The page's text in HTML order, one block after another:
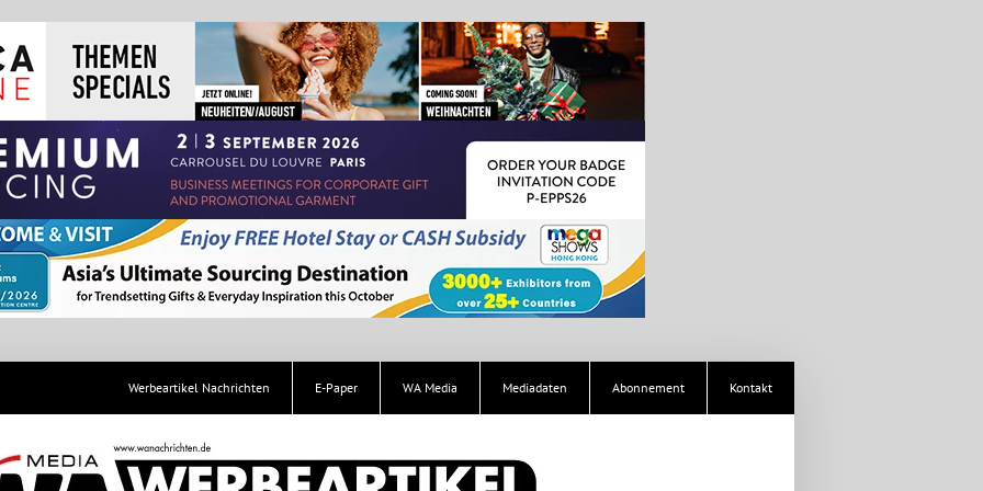
Werbeartikel Nachrichten E-Paper WA Media Mediadaten Abonnement Kontakt